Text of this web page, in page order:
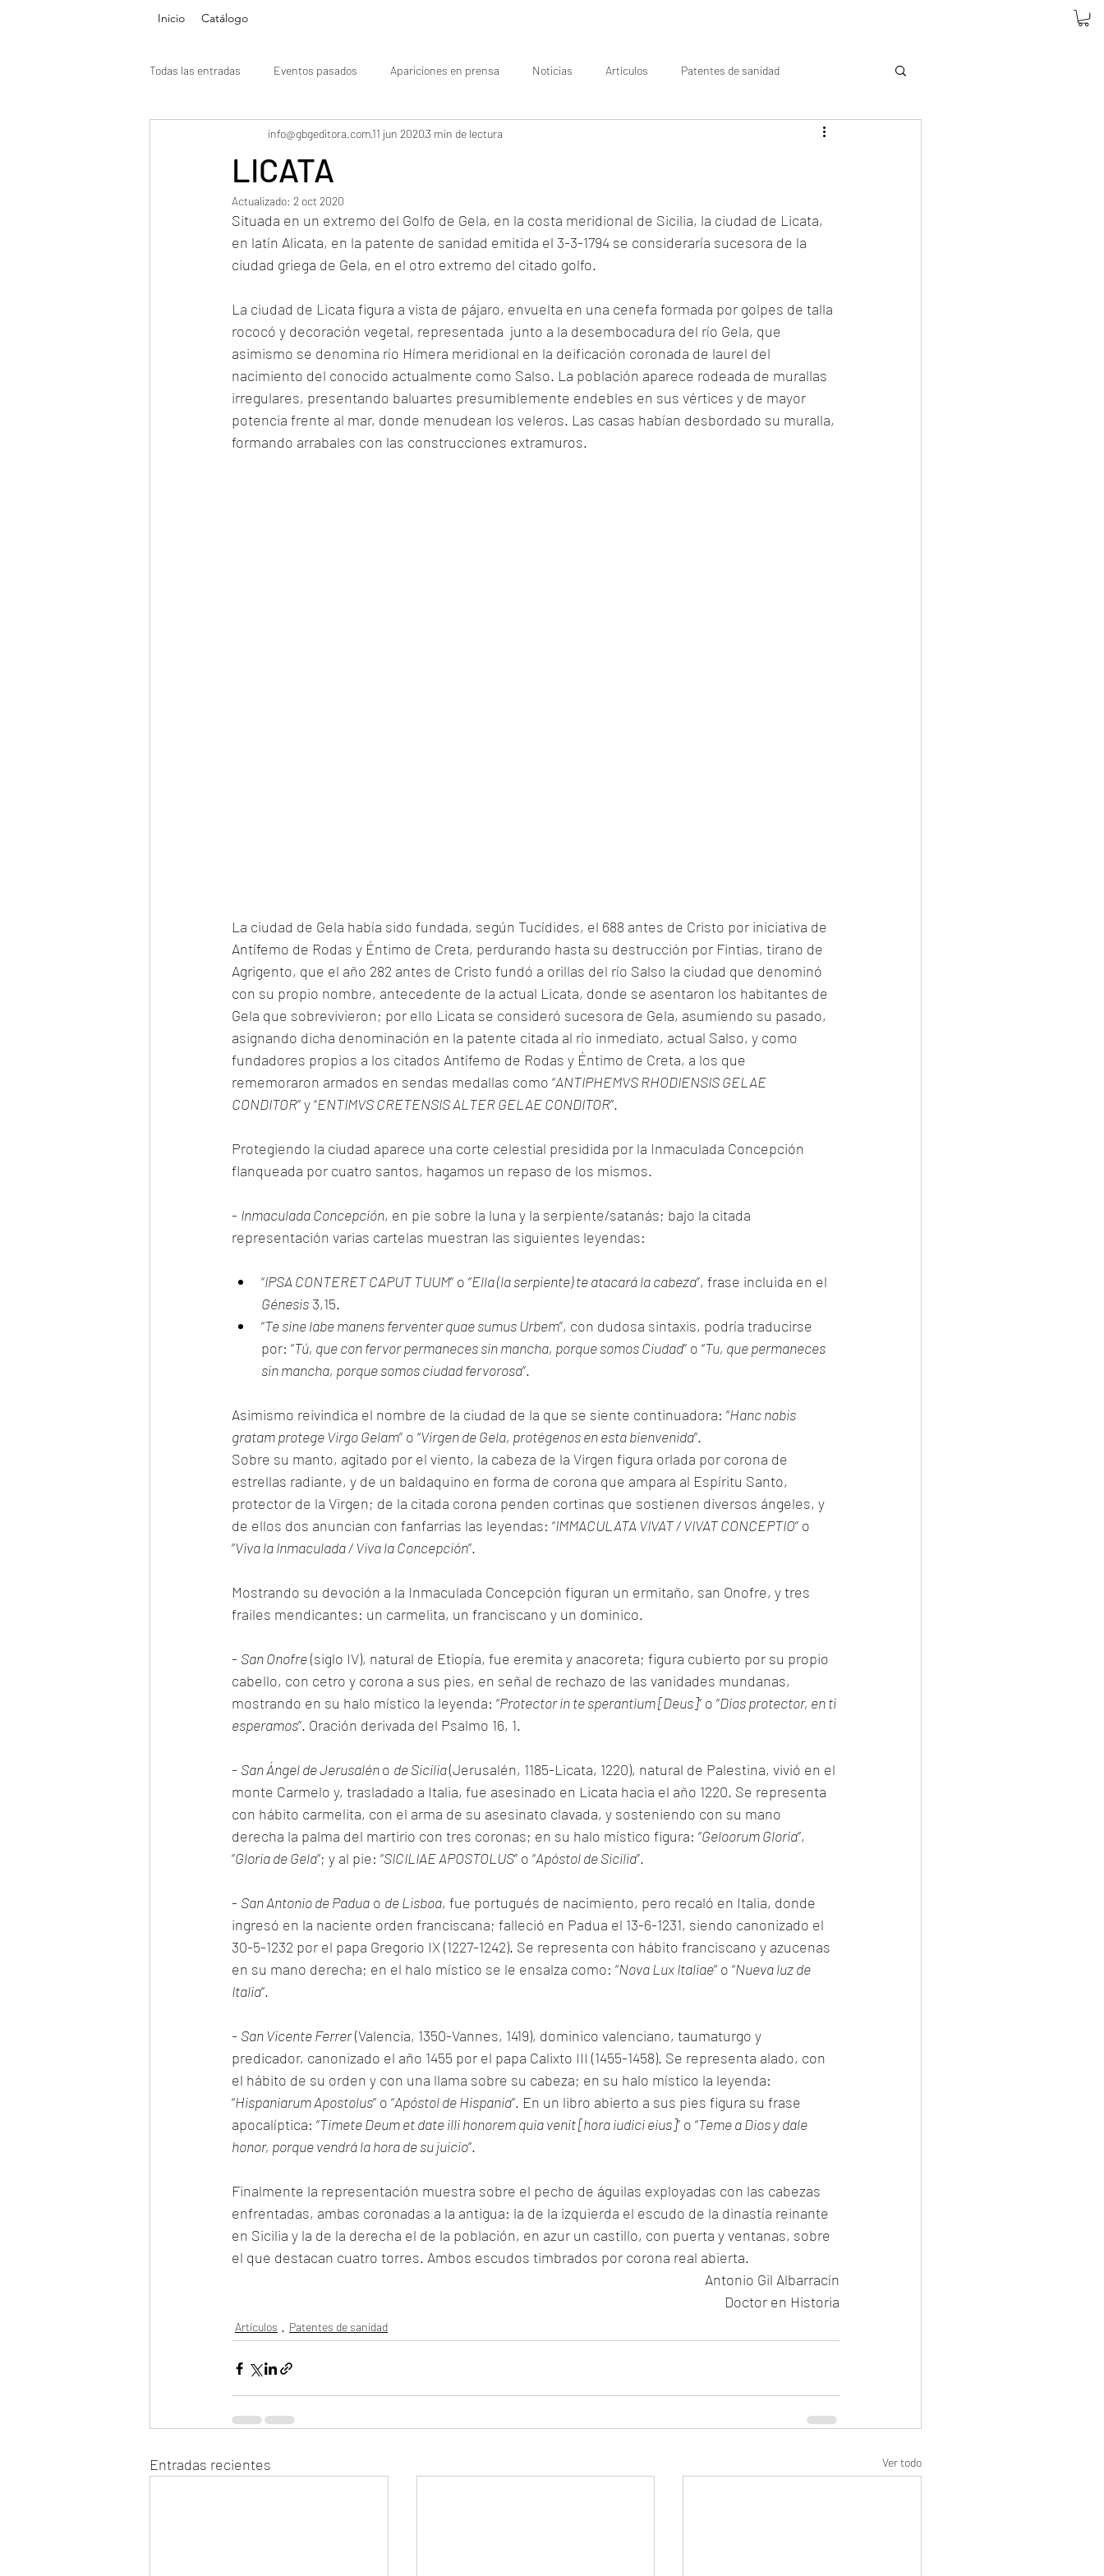
Inicio Catálogo
Todas las entradas Eventos pasados Apariciones en prensa Noticias Artículos Patentes de sanidad
LICATA
info@gbgeditora.com11 jun 20203 min de lectura
Actualizado: 2 oct 2020
Situada en un extremo del Golfo de Gela, en la costa meridional de Sicilia, la ciudad de Licata,
en latín Alicata, en la patente de sanidad emitida el 3-3-1794 se consideraría sucesora de la
ciudad griega de Gela, en el otro extremo del citado golfo.
La ciudad de Licata figura a vista de pájaro, envuelta en una cenefa formada por golpes de talla
rococó y decoración vegetal, representada  junto a la desembocadura del río Gela, que
asimismo se denomina río Hímera meridional en la deificación coronada de laurel del
nacimiento del conocido actualmente como Salso. La población aparece rodeada de murallas
irregulares, presentando baluartes presumiblemente endebles en sus vértices y de mayor
potencia frente al mar, donde menudean los veleros. Las casas habían desbordado su muralla,
formando arrabales con las construcciones extramuros.
La ciudad de Gela había sido fundada, según Tucídides, el 688 antes de Cristo por iniciativa de
Antífemo de Rodas y Éntimo de Creta, perdurando hasta su destrucción por Fintias, tirano de
Agrigento, que el año 282 antes de Cristo fundó a orillas del río Salso la ciudad que denominó
con su propio nombre, antecedente de la actual Licata, donde se asentaron los habitantes de
Gela que sobrevivieron; por ello Licata se consideró sucesora de Gela, asumiendo su pasado,
asignando dicha denominación en la patente citada al río inmediato, actual Salso, y como
fundadores propios a los citados Antífemo de Rodas y Éntimo de Creta, a los que
rememoraron armados en sendas medallas como “ANTIPHEMVS RHODIENSIS GELAE
CONDITOR” y “ENTIMVS CRETENSIS ALTER GELAE CONDITOR”.
Protegiendo la ciudad aparece una corte celestial presidida por la Inmaculada Concepción
flanqueada por cuatro santos, hagamos un repaso de los mismos.
- Inmaculada Concepción, en pie sobre la luna y la serpiente/satanás; bajo la citada
representación varias cartelas muestran las siguientes leyendas:
“IPSA CONTERET CAPUT TUUM” o “Ella (la serpiente) te atacará la cabeza”, frase incluida en el
Génesis 3,15.
“Te sine labe manens ferventer quae sumus Urbem”, con dudosa sintaxis, podría traducirse
por: “Tú, que con fervor permaneces sin mancha, porque somos Ciudad” o “Tu, que permaneces
sin mancha, porque somos ciudad fervorosa”.
Asimismo reivindica el nombre de la ciudad de la que se siente continuadora: “Hanc nobis
gratam protege Virgo Gelam” o “Virgen de Gela, protégenos en esta bienvenida”.
Sobre su manto, agitado por el viento, la cabeza de la Virgen figura orlada por corona de
estrellas radiante, y de un baldaquino en forma de corona que ampara al Espíritu Santo,
protector de la Virgen; de la citada corona penden cortinas que sostienen diversos ángeles, y
de ellos dos anuncian con fanfarrias las leyendas: “IMMACULATA VIVAT / VIVAT CONCEPTIO” o
“Viva la Inmaculada / Viva la Concepción”.
Mostrando su devoción a la Inmaculada Concepción figuran un ermitaño, san Onofre, y tres
frailes mendicantes: un carmelita, un franciscano y un dominico.
- San Onofre (siglo IV), natural de Etiopía, fue eremita y anacoreta; figura cubierto por su propio
cabello, con cetro y corona a sus pies, en señal de rechazo de las vanidades mundanas,
mostrando en su halo místico la leyenda: “Protector in te sperantium [Deus]” o “Dios protector, en ti
esperamos”. Oración derivada del Psalmo 16, 1.
- San Ángel de Jerusalén o de Sicilia (Jerusalén, 1185-Licata, 1220), natural de Palestina, vivió en el
monte Carmelo y, trasladado a Italia, fue asesinado en Licata hacia el año 1220. Se representa
con hábito carmelita, con el arma de su asesinato clavada, y sosteniendo con su mano
derecha la palma del martirio con tres coronas; en su halo místico figura: “Geloorum Gloria”,
“Gloria de Gela”; y al pie: “SICILIAE APOSTOLUS” o “Apóstol de Sicilia”.
- San Antonio de Padua o de Lisboa, fue portugués de nacimiento, pero recaló en Italia, donde
ingresó en la naciente orden franciscana; falleció en Padua el 13-6-1231, siendo canonizado el
30-5-1232 por el papa Gregorio IX (1227-1242). Se representa con hábito franciscano y azucenas
en su mano derecha; en el halo místico se le ensalza como: “Nova Lux Italiae” o “Nueva luz de
Italia”.
- San Vicente Ferrer (Valencia, 1350-Vannes, 1419), dominico valenciano, taumaturgo y
predicador, canonizado el año 1455 por el papa Calixto III (1455-1458). Se representa alado, con
el hábito de su orden y con una llama sobre su cabeza; en su halo místico la leyenda:
“Hispaniarum Apostolus” o “Apóstol de Hispania”. En un libro abierto a sus pies figura su frase
apocalíptica: “Timete Deum et date illi honorem quia venit [hora iudici eius]” o “Teme a Dios y dale
honor, porque vendrá la hora de su juicio”.
Finalmente la representación muestra sobre el pecho de águilas exployadas con las cabezas
enfrentadas, ambas coronadas a la antigua: la de la izquierda el escudo de la dinastía reinante
en Sicilia y la de la derecha el de la población, en azur un castillo, con puerta y ventanas, sobre
el que destacan cuatro torres. Ambos escudos timbrados por corona real abierta.
Antonio Gil Albarracín
Doctor en Historia
Artículos Patentes de sanidad
Entradas recientes Ver todo